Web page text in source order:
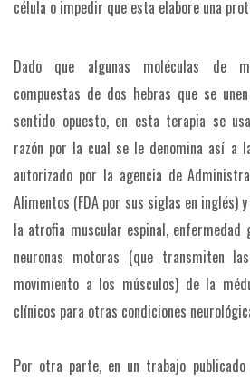
célula o impedir que esta elabore una
Dado que algunas moléculas de
compuestas de dos hebras que se
sentido opuesto, en esta terapia se
razón por la cual se le denomina así a
autorizado por la agencia de
Alimentos (FDA por sus siglas en inglés)
la atrofia muscular espinal, enfermedad
neuronas motoras (que transmiten
movimiento a los músculos) de la
clínicos para otras condiciones
Por otra parte, en un trabajo